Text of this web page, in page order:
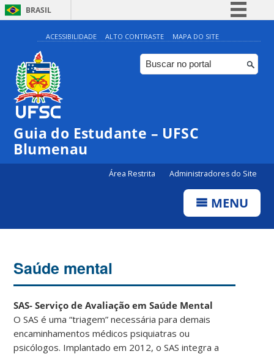
BRASIL
Simplifique!
Comunica BR
Participe
Canais
ACESSIBILIDADE ALTO CONTRASTE MAPA DO SITE
Guia do Estudante – UFSC
Blumenau
Área Restrita Administradores do Site
MENU
Saúde mental
SAS- Serviço de Avaliação em Saúde Mental
O SAS é uma “triagem” necessária para demais
encaminhamentos médicos psiquiatras ou
psicólogos. Implantado em 2012, o SAS integra a